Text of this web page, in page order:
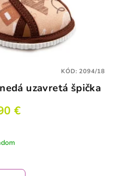
uzavretá špička
€
KÓD:2094/18